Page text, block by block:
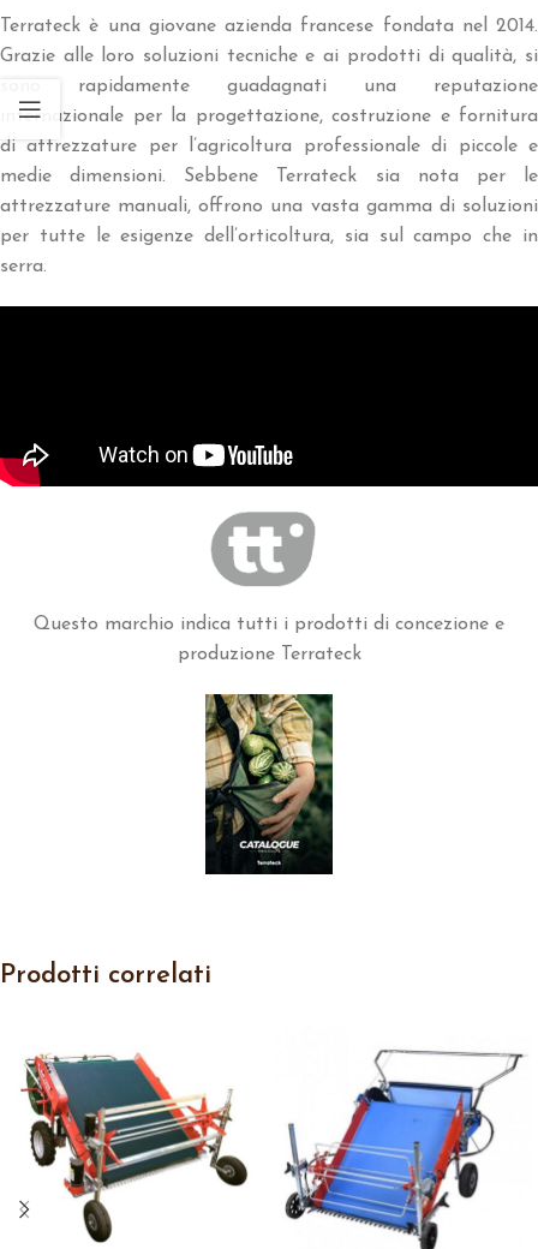
Terrateck è una giovane azienda francese fondata nel 2014.
Grazie alle loro soluzioni tecniche e ai prodotti di qualità, si
sono rapidamente guadagnati una reputazione
internazionale per la progettazione, costruzione e fornitura
di attrezzature per l’agricoltura professionale di piccole e
medie dimensioni. Sebbene Terrateck sia nota per le
attrezzature manuali, offrono una vasta gamma di soluzioni
per tutte le esigenze dell’orticoltura, sia sul campo che in
serra.
Questo marchio indica tutti i prodotti di concezione e
produzione Terrateck
Prodotti correlati